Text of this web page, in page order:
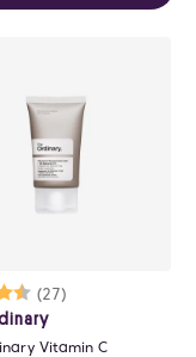
Karakter:
(27)
4.5 av 5 mulige
Vitamin C